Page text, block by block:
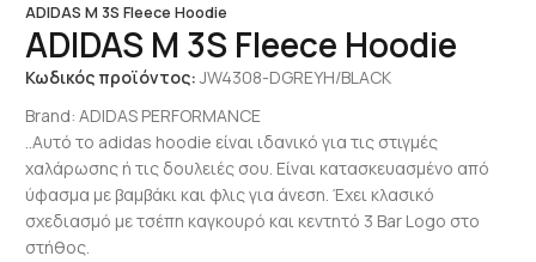
ADIDAS M 3S Fleece Hoodie
ADIDAS M 3S Fleece Hoodie
Κωδικός προϊόντος:JW4308-DGREYH/BLACK
Brand: ADIDAS PERFORMANCE
..Αυτό το adidas hoodie είναι ιδανικό για τις στιγμές
χαλάρωσης ή τις δουλειές σου. Είναι κατασκευασμένο από
ύφασμα με βαμβάκι και φλις για άνεση. Έχει κλασικό
σχεδιασμό με τσέπη καγκουρό και κεντητό 3 Bar Logo στο
στήθος.